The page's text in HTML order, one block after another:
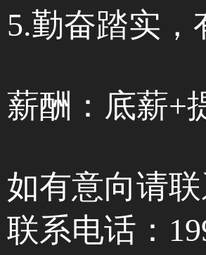
5.勤奋踏实
薪酬：底薪+
如有意向请
联系电话：